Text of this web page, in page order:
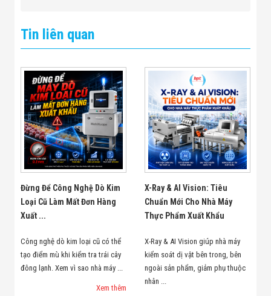
Tin liên quan
Đừng Để Công Nghệ Dò Kim
Loại Cũ Làm Mất Đơn Hàng
Xuất ...
Công nghệ dò kim loại cũ có thể
tạo điểm mù khi kiểm tra trái cây
đông lạnh. Xem vì sao nhà máy ...
Xem thêm
X-Ray & AI Vision: Tiêu
Chuẩn Mới Cho Nhà Máy
Thực Phẩm Xuất Khẩu
X-Ray & AI Vision giúp nhà máy
kiểm soát dị vật bên trong, bên
ngoài sản phẩm, giảm phụ thuộc
nhân ...